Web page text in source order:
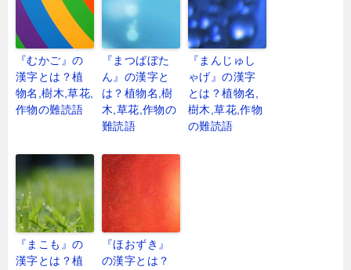
『むかご』の
漢字とは？植
物名,樹木,草花,
作物の難読語
『まつばぼた
ん』の漢字と
は？植物名,樹
木,草花,作物の
難読語
『まんじゅし
ゃげ』の漢字
とは？植物名,
樹木,草花,作物
の難読語
『まこも』の
漢字とは？植
『ほおずき』
の漢字とは？